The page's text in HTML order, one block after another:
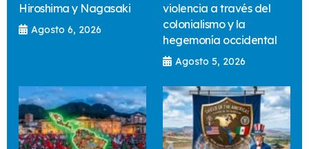
Hiroshima y Nagasaki
Agosto 6, 2026
violencia a través del
colonialismo y la
hegemonía occidental
Agosto 5, 2026